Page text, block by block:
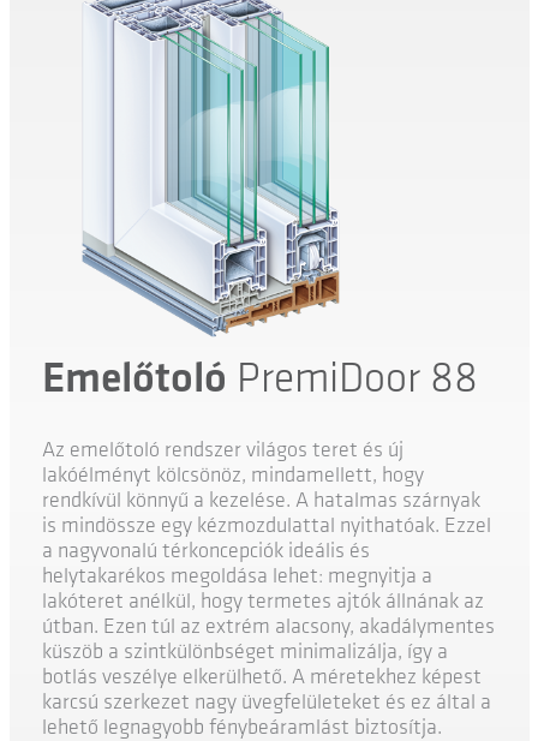
Emelőtoló PremiDoor 88
Az emelőtoló rendszer világos teret és új
lakóélményt kölcsönöz, mindamellett, hogy
rendkívül könnyű a kezelése. A hatalmas szárnyak
is mindössze egy kézmozdulattal nyithatóak. Ezzel
a nagyvonalú térkoncepciók ideális és
helytakarékos megoldása lehet: megnyitja a
lakóteret anélkül, hogy termetes ajtók állnának az
útban. Ezen túl az extrém alacsony, akadálymentes
küszöb a szintkülönbséget minimalizálja, így a
botlás veszélye elkerülhető. A méretekhez képest
karcsú szerkezet nagy üvegfelületeket és ez által a
lehető legnagyobb fénybeáramlást biztosítja.